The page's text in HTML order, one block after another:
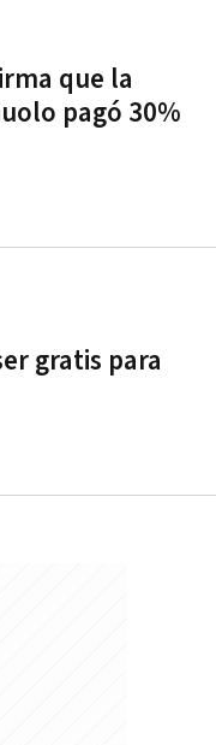
que la
pagó 30%
gratis para